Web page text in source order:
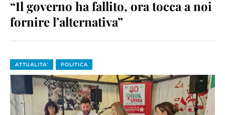
“Il governo ha fallito, ora tocca a noi
fornire l’alternativa”
ATTUALITA' POLITICA